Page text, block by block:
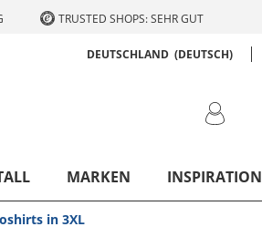
TRUSTED SHOPS: SEHR GUT
DEUTSCHLAND (DEUTSCH)
MARKEN INSPIRATION
in 3XL